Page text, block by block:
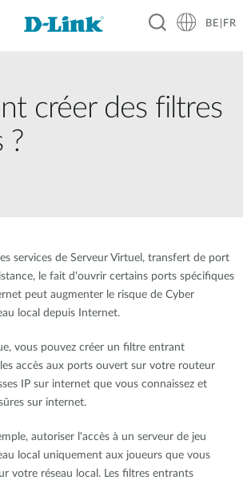
BE|FR
créer des filtres
?
services de Serveur Virtuel, transfert de port
le fait d'ouvrir certains ports spécifiques
peut augmenter le risque de Cyber
local depuis Internet.
vous pouvez créer un filtre entrant
accès aux ports ouvert sur votre routeur
IP sur internet que vous connaissez et
sur internet.
autoriser l'accès à un serveur de jeu
local uniquement aux joueurs que vous
votre réseau local. Les filtres entrants